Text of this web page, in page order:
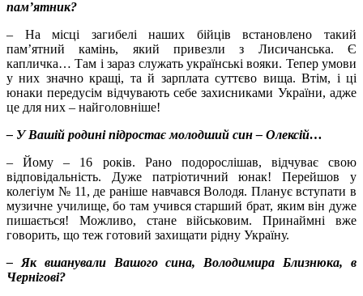
пам’ятник?
– На місці загибелі наших бійців встановлено такий
пам’ятний камінь, який привезли з Лисичанська. Є
капличка… Там і зараз служать українські вояки. Тепер умови
у них значно кращі, та й зарплата суттєво вища. Втім, і ці
юнаки передусім відчувають себе захисниками України, адже
це для них – найголовніше!
– У Вашій родині підростає молодший син – Олексій…
– Йому – 16 років. Рано подорослішав, відчуває свою
відповідальність. Дуже патріотичний юнак! Перейшов у
колегіум № 11, де раніше навчався Володя. Планує вступати в
музичне училище, бо там учився старший брат, яким він дуже
пишається! Можливо, стане військовим. Принаймні вже
говорить, що теж готовий захищати рідну Україну.
– Як вшанували Вашого сина, Володимира Близнюка, в
Чернігові?